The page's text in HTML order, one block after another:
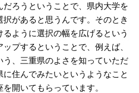
ろうということで、県内大学を
があると思うんです。そのとき
ように選択の幅を広げるという
プするということで、例えば、
、三重県のよさを知っていただ
住んでみたいというようなこと
開いてもらっています。